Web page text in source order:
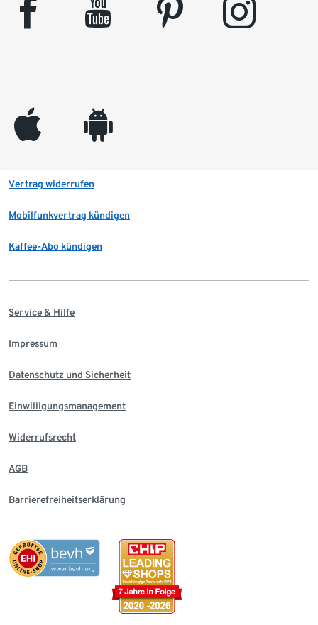
facebook youtube pinterest instagram
appleinc android
Vertrag widerrufen
Mobilfunkvertrag kündigen
Kaffee-Abo kündigen
Service & Hilfe
Impressum
Datenschutz und Sicherheit
Einwilligungsmanagement
Widerrufsrecht
AGB
Barrierefreiheitserklärung